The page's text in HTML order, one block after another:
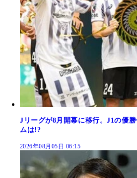
Jリーグが8月開幕に移行。J1の優
ムは!?
2026年08月05日 06:15